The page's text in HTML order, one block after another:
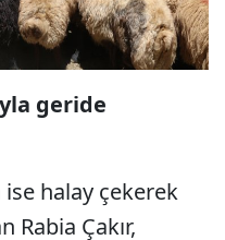
geride
halay çekerek
Rabia Çakır,